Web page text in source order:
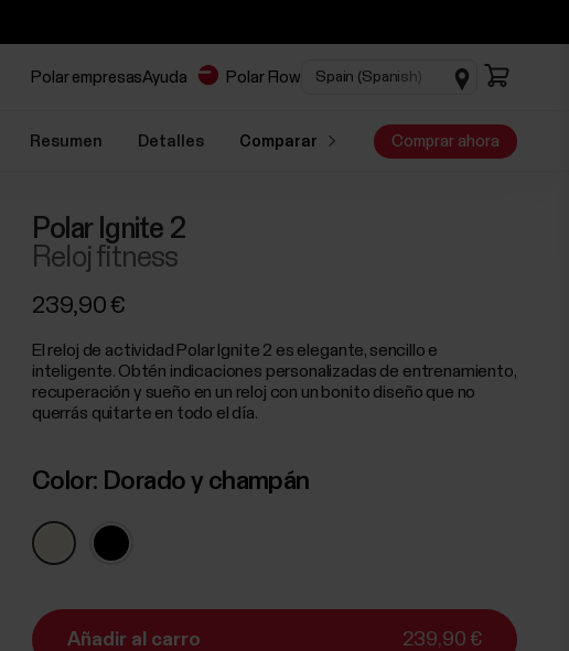
Polar empresasAyuda Polar Flow
Resumen Detalles Comparar Comprar ahora
Polar Ignite 2
Reloj fitness
239,90 €
El reloj de actividad Polar Ignite 2 es elegante, sencillo e
inteligente. Obtén indicaciones personalizadas de entrenamiento,
recuperación y sueño en un reloj con un bonito diseño que no
querrás quitarte en todo el día.
Color: Dorado y champán
Añadir al carro 239,90 €